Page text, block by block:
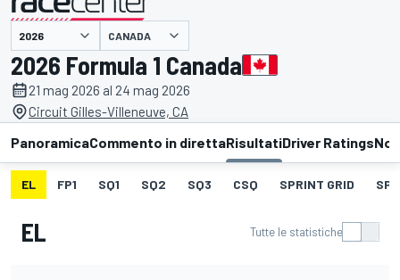
presentato da CANADA
2026 Formula 1 Canada
21 mag 2026 al 24 mag 2026
Circuit Gilles-Villeneuve, CA
PanoramicaCommento in direttaRisultatiDriver Ratings
EL FP1 SQ1 SQ2 SQ3 CSQ SPRINT GRID
EL Tutte le statistiche